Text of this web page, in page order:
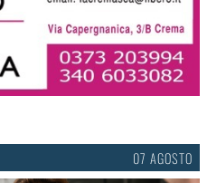
07 AGOSTO